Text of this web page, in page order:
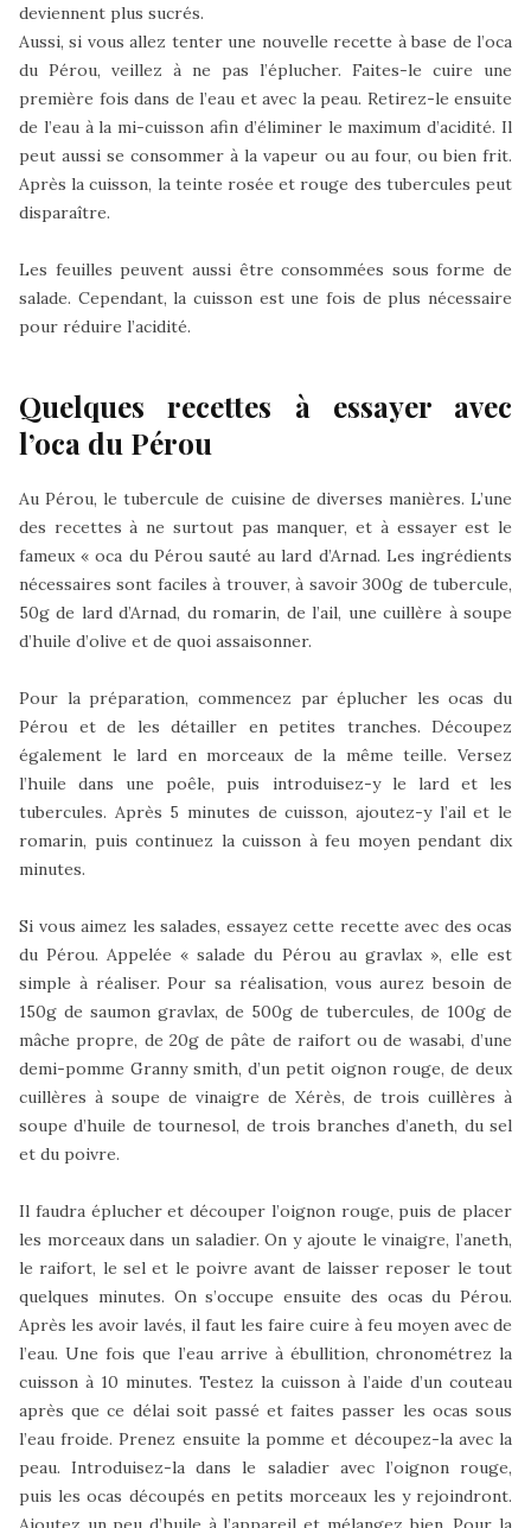
deviennent plus sucrés.
Aussi, si vous allez tenter une nouvelle recette à base de l’oca
du Pérou, veillez à ne pas l’éplucher. Faites-le cuire une
première fois dans de l’eau et avec la peau. Retirez-le ensuite
de l’eau à la mi-cuisson afin d’éliminer le maximum d’acidité. Il
peut aussi se consommer à la vapeur ou au four, ou bien frit.
Après la cuisson, la teinte rosée et rouge des tubercules peut
disparaître.
Les feuilles peuvent aussi être consommées sous forme de
salade. Cependant, la cuisson est une fois de plus nécessaire
pour réduire l’acidité.
Quelques recettes à essayer avec
l’oca du Pérou
Au Pérou, le tubercule de cuisine de diverses manières. L’une
des recettes à ne surtout pas manquer, et à essayer est le
fameux « oca du Pérou sauté au lard d’Arnad. Les ingrédients
nécessaires sont faciles à trouver, à savoir 300g de tubercule,
50g de lard d’Arnad, du romarin, de l’ail, une cuillère à soupe
d’huile d’olive et de quoi assaisonner.
Pour la préparation, commencez par éplucher les ocas du
Pérou et de les détailler en petites tranches. Découpez
également le lard en morceaux de la même teille. Versez
l’huile dans une poêle, puis introduisez-y le lard et les
tubercules. Après 5 minutes de cuisson, ajoutez-y l’ail et le
romarin, puis continuez la cuisson à feu moyen pendant dix
minutes.
Si vous aimez les salades, essayez cette recette avec des ocas
du Pérou. Appelée « salade du Pérou au gravlax », elle est
simple à réaliser. Pour sa réalisation, vous aurez besoin de
150g de saumon gravlax, de 500g de tubercules, de 100g de
mâche propre, de 20g de pâte de raifort ou de wasabi, d’une
demi-pomme Granny smith, d’un petit oignon rouge, de deux
cuillères à soupe de vinaigre de Xérès, de trois cuillères à
soupe d’huile de tournesol, de trois branches d’aneth, du sel
et du poivre.
Il faudra éplucher et découper l’oignon rouge, puis de placer
les morceaux dans un saladier. On y ajoute le vinaigre, l’aneth,
le raifort, le sel et le poivre avant de laisser reposer le tout
quelques minutes. On s’occupe ensuite des ocas du Pérou.
Après les avoir lavés, il faut les faire cuire à feu moyen avec de
l’eau. Une fois que l’eau arrive à ébullition, chronométrez la
cuisson à 10 minutes. Testez la cuisson à l’aide d’un couteau
après que ce délai soit passé et faites passer les ocas sous
l’eau froide. Prenez ensuite la pomme et découpez-la avec la
peau. Introduisez-la dans le saladier avec l’oignon rouge,
puis les ocas découpés en petits morceaux les y rejoindront.